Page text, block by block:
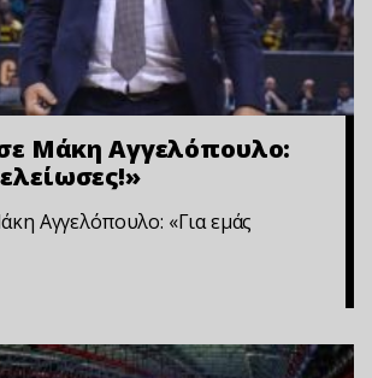
Μάκη Αγγελόπουλο:
Αγγελόπουλο: «Για εμάς